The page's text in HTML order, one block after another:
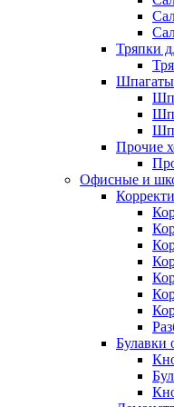
Тряпки
Шпагаты
Прочие
Офисные и
Булавки